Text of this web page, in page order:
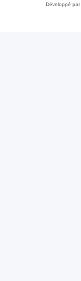
Développé par